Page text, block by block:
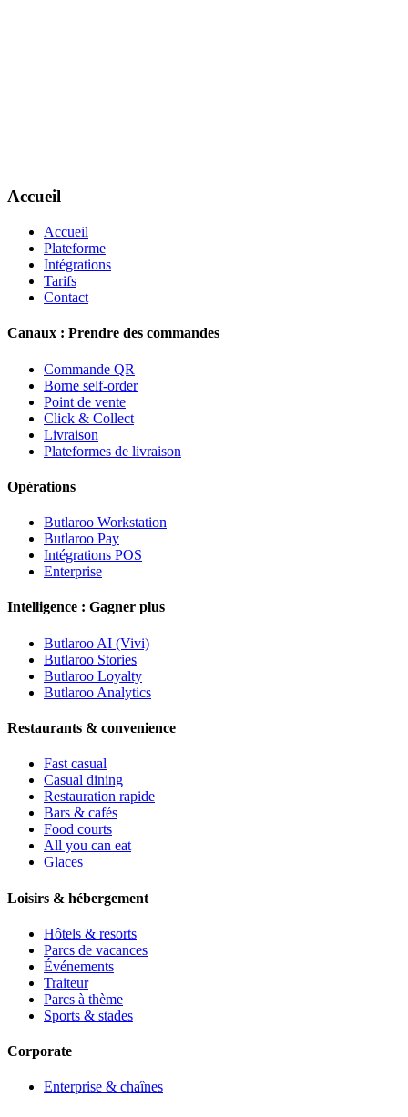
Accueil
Accueil
Plateforme
Intégrations
Tarifs
Contact
Canaux : Prendre des commandes
Commande QR
Borne self-order
Point de vente
Click & Collect
Livraison
Plateformes de livraison
Opérations
Butlaroo Workstation
Butlaroo Pay
Intégrations POS
Enterprise
Intelligence : Gagner plus
Butlaroo AI (Vivi)
Butlaroo Stories
Butlaroo Loyalty
Butlaroo Analytics
Restaurants & convenience
Fast casual
Casual dining
Restauration rapide
Bars & cafés
Food courts
All you can eat
Glaces
Loisirs & hébergement
Hôtels & resorts
Parcs de vacances
Événements
Traiteur
Parcs à thème
Sports & stades
Corporate
Enterprise & chaînes